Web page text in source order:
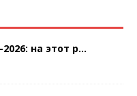
на этот р...